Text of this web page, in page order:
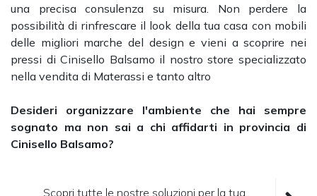
una precisa consulenza su misura. Non perdere la
possibilità di rinfrescare il look della tua casa con mobili
delle migliori marche del design e vieni a scoprire nei
pressi di Cinisello Balsamo il nostro store specializzato
nella vendita di Materassi e tanto altro
Desideri organizzare l'ambiente che hai sempre
sognato ma non sai a chi affidarti in provincia di
Cinisello Balsamo?
Scopri tutte le nostre soluzioni per la tua